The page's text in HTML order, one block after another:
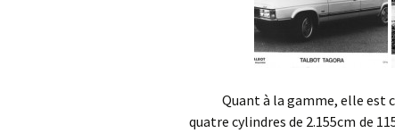
Quant à la gamme, elle est
quatre cylindres de 2.155cm de